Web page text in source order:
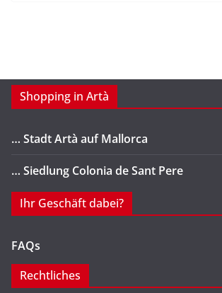
Shopping in Artà
… Stadt Artà auf Mallorca
… Siedlung Colonia de Sant Pere
Ihr Geschäft dabei?
FAQs
Rechtliches